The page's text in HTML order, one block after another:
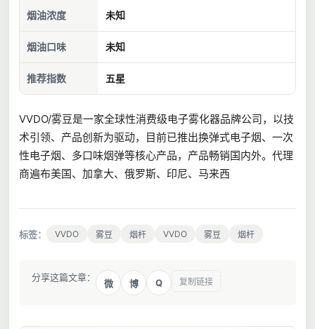
烟油浓度 未知
烟油口味 未知
推荐指数 五星
VVDO/雾豆是一家全球性消费级电子雾化器品牌公司，以技
术引领、产品创新为驱动，目前已推出换弹式电子烟、一次
性电子烟、多口味烟弹等核心产品，产品畅销国内外。代理
商遍布美国、加拿大、俄罗斯、印尼、马来西
标签： VVDO 雾豆 烟杆 VVDO 雾豆 烟杆
分享这篇文章：
微 博 Q 复制链接